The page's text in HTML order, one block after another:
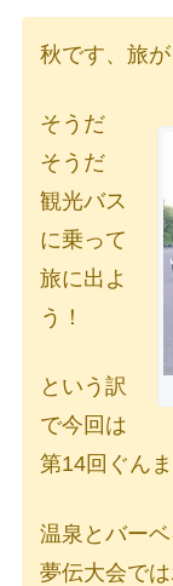
秋です、旅が
そうだ
そうだ
観光バス
に乗って
旅に出よ
う！
という訳
で今回は
第14回ぐん
温泉とバー
夢伝大会で